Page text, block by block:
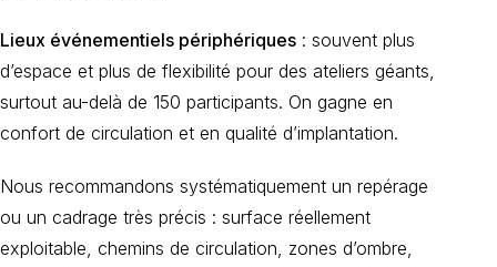
Lieux événementiels périphériques : souvent plus
d’espace et plus de flexibilité pour des ateliers géants,
surtout au-delà de 150 participants. On gagne en
confort de circulation et en qualité d’implantation.
Nous recommandons systématiquement un repérage
ou un cadrage très précis : surface réellement
exploitable, chemins de circulation, zones d’ombre,